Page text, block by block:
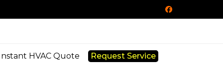
Facebook
HVAC Quote Request Service